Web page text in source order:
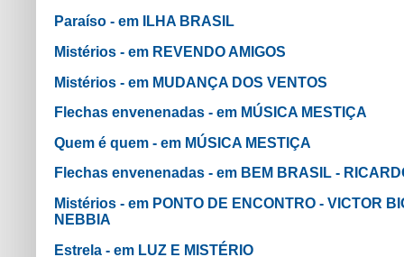
Paraíso - em ILHA BRASIL
Mistérios - em REVENDO AMIGOS
Mistérios - em MUDANÇA DOS VENTOS
Flechas envenenadas - em MÚSICA MESTIÇA
Quem é quem - em MÚSICA MESTIÇA
Flechas envenenadas - em BEM BRASIL -
Mistérios - em PONTO DE ENCONTRO - VICTOR
NEBBIA
Estrela - em LUZ E MISTÉRIO